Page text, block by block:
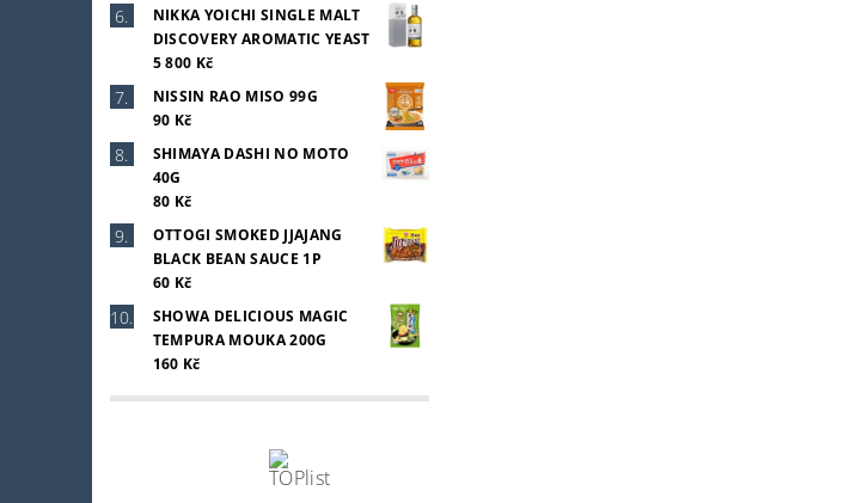
NIKKA YOICHI SINGLE MALT
DISCOVERY AROMATIC YEAST
5 800 Kč
NISSIN RAO MISO 99G
90 Kč
SHIMAYA DASHI NO MOTO
40G
80 Kč
OTTOGI SMOKED JJAJANG
BLACK BEAN SAUCE 1P
60 Kč
SHOWA DELICIOUS MAGIC
TEMPURA MOUKA 200G
160 Kč